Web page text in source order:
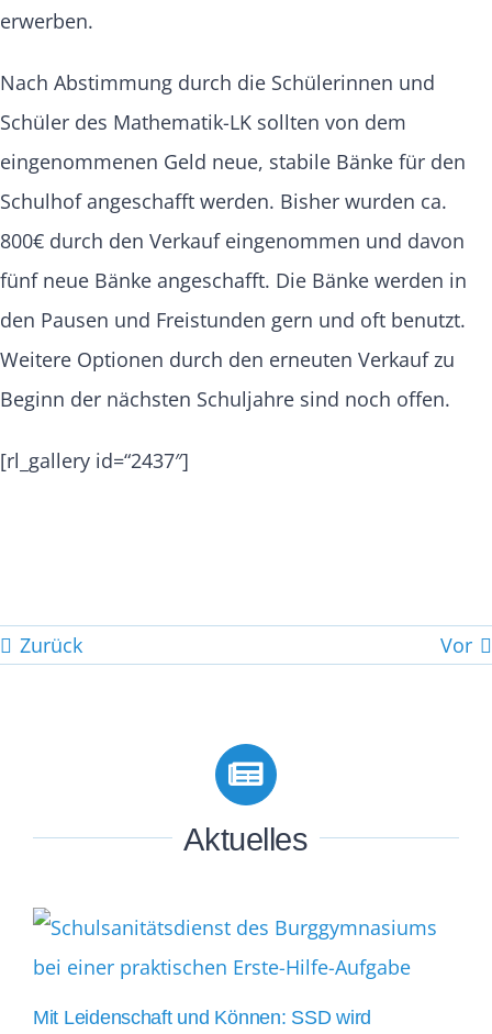
erwerben.
Nach Abstimmung durch die Schülerinnen und
Schüler des Mathematik-LK sollten von dem
eingenommenen Geld neue, stabile Bänke für den
Schulhof angeschafft werden. Bisher wurden ca.
800€ durch den Verkauf eingenommen und davon
fünf neue Bänke angeschafft. Die Bänke werden in
den Pausen und Freistunden gern und oft benutzt.
Weitere Optionen durch den erneuten Verkauf zu
Beginn der nächsten Schuljahre sind noch offen.
[rl_gallery id=“2437″]
Zurück Vor
Aktuelles
Mit Leidenschaft und Können: SSD wird